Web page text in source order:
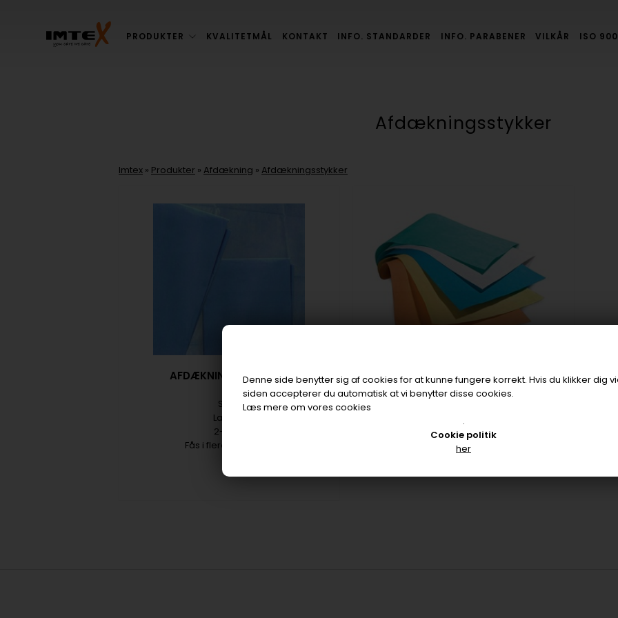
Cookie politik
Denne side benytter sig af cookies for at kunne fungere korrekt. Hvis du klikker dig
siden accepterer du automatisk at vi benytter disse cookies.
Læs mere om vores cookies
her
.
PRODUKTER KVALITETMÅL KONTAKT INFO. STANDARDER INFO. PARABENER VILKÅR ISO
Afdækningsstykker
Imtex » Produkter » Afdækning » Afdækningsstykker
AFDÆKNINGSSTYKKER
Steril
Latexfri
2-lags
Fås i flere størrelser
BAKKEPAPIR